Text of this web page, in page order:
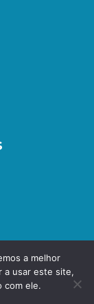
a melhor
a usar este site,
com ele.